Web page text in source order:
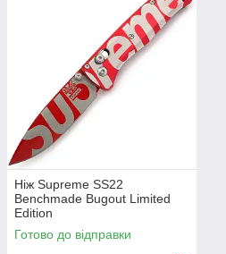
Ніж Supreme SS22
Benchmade Bugout Limited
Edition
Готово до відправки